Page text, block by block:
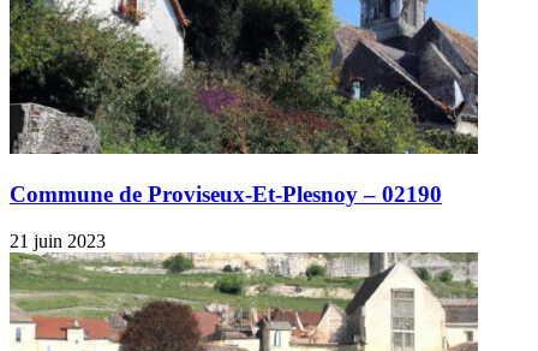
Commune de Proviseux-Et-Plesnoy – 02190
21 juin 2023